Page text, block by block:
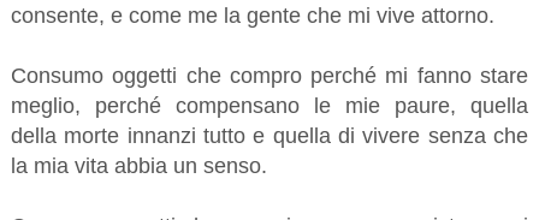
consente, e come me la gente che mi vive attorno.
Consumo oggetti che compro perché mi fanno stare
meglio, perché compensano le mie paure, quella
della morte innanzi tutto e quella di vivere senza che
la mia vita abbia un senso.